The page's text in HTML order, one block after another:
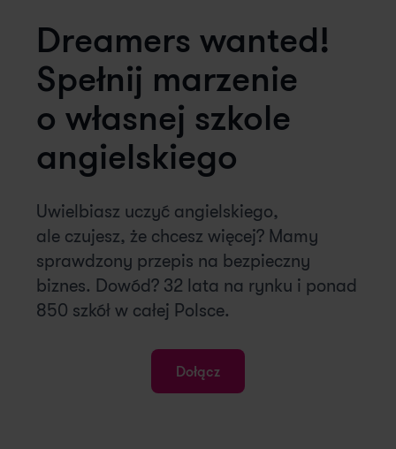
Dreamers wanted!
Spełnij marzenie
o własnej szkole
angielskiego
Uwielbiasz uczyć angielskiego,
ale czujesz, że chcesz więcej? Mamy
sprawdzony przepis na bezpieczny
biznes. Dowód? 32 lata na rynku i ponad
850 szkół w całej Polsce.
Dołącz